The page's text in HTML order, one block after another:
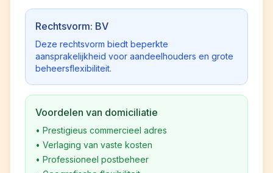
Rechtsvorm: BV
Deze rechtsvorm biedt beperkte
aansprakelijkheid voor aandeelhouders en grote
beheersflexibiliteit.
Voordelen van domiciliatie
• Prestigieus commercieel adres
• Verlaging van vaste kosten
• Professioneel postbeheer